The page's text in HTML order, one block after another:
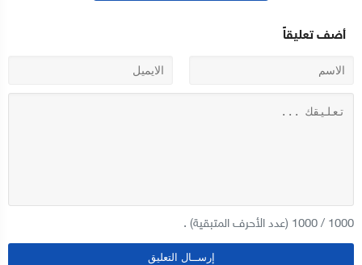
أضف تعليقاً
1000
/
1000 (عدد الأحرف المتبقية) .